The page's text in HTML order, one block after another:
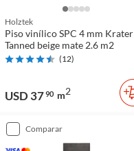
Holztek
Piso vinílico SPC 4 mm Krater
Tanned beige mate 2.6 m2
(12)
USD 3790 m2
comparar